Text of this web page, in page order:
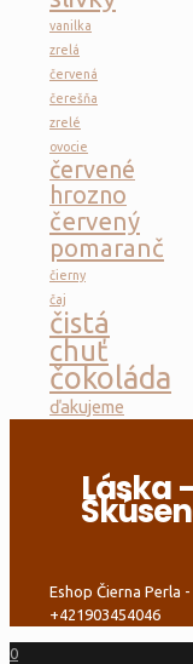
vanilka
zrelá
červená
čerešňa
zrelé
ovocie
červené
hrozno
červený
pomaranč
čierny
čaj
čistá
chuť
čokoláda
ďakujeme
Láska
Eshop Čierna Perla
+421903454046
0